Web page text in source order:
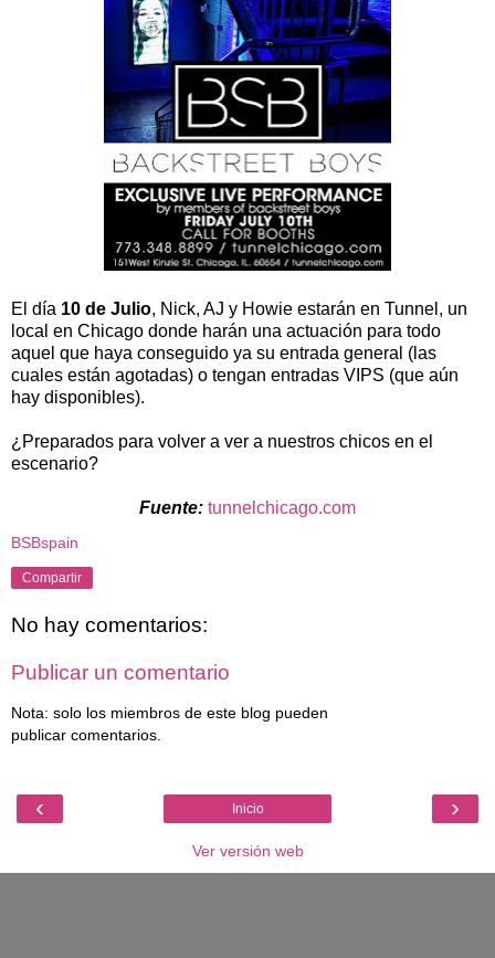
El día 10 de Julio, Nick, AJ y Howie estarán en Tunnel, un
local en Chicago donde harán una actuación para todo
aquel que haya conseguido ya su entrada general (las
cuales están agotadas) o tengan entradas VIPS (que aún
hay disponibles).
¿Preparados para volver a ver a nuestros chicos en el
escenario?
Fuente: tunnelchicago.com
BSBspain
Compartir
No hay comentarios:
Publicar un comentario
Nota: solo los miembros de este blog pueden
publicar comentarios.
‹ ›
Inicio
Ver versión web